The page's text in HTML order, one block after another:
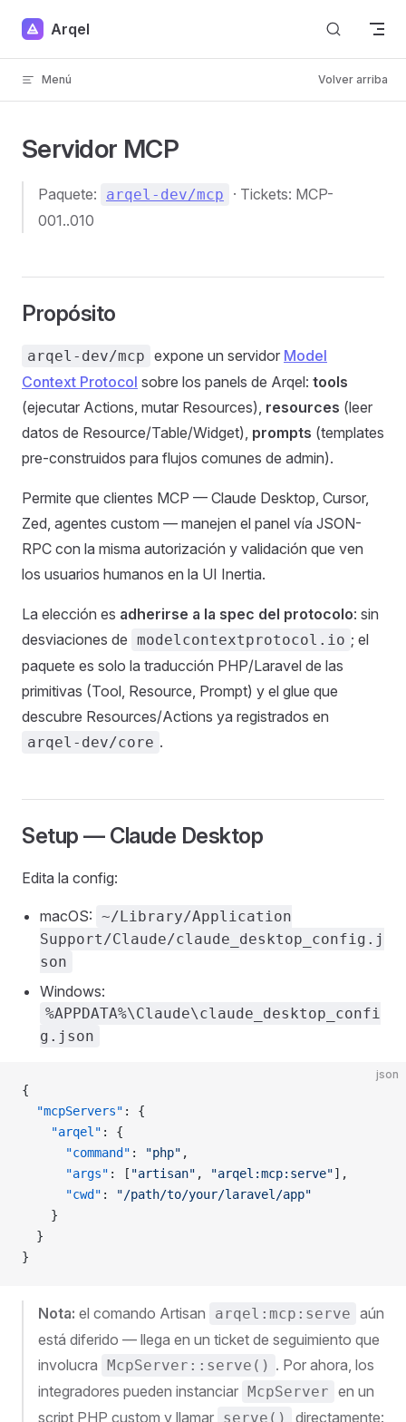
Skip to content
Arqel
Menú Volver arriba
Servidor MCP
Paquete: arqel-dev/mcp
· Tickets: MCP-
001..010
Propósito
arqel-dev/mcp expone un servidor Model
Context Protocol sobre los panels de Arqel: tools
(ejecutar Actions, mutar Resources), resources (leer
datos de Resource/Table/Widget), prompts (templates
pre-construidos para flujos comunes de admin).
Permite que clientes MCP — Claude Desktop, Cursor,
Zed, agentes custom — manejen el panel vía JSON-
RPC con la misma autorización y validación que ven
los usuarios humanos en la UI Inertia.
La elección es adherirse a la spec del protocolo: sin
desviaciones de modelcontextprotocol.io ; el
paquete es solo la traducción PHP/Laravel de las
primitivas (Tool, Resource, Prompt) y el glue que
descubre Resources/Actions ya registrados en
arqel-dev/core .
Setup — Claude Desktop
Edita la config:
macOS: ~/Library/Application
Support/Claude/claude_desktop_config.j
son
Windows:
%APPDATA%\Claude\claude_desktop_confi
g.json
json
{
  "mcpServers"
: {
    "arqel"
: {
      "command"
: "php" ,
      "args"
: [ "artisan" , "arqel:mcp:serve"],
      "cwd"
:
"/path/to/your/laravel/app"
    }
  }
}
Nota: el comando Artisan arqel:mcp:serve aún
está diferido — llega en un ticket de seguimiento que
involucra McpServer::serve() . Por ahora, los
integradores pueden instanciar McpServer en un
script PHP custom y llamar serve() directamente: